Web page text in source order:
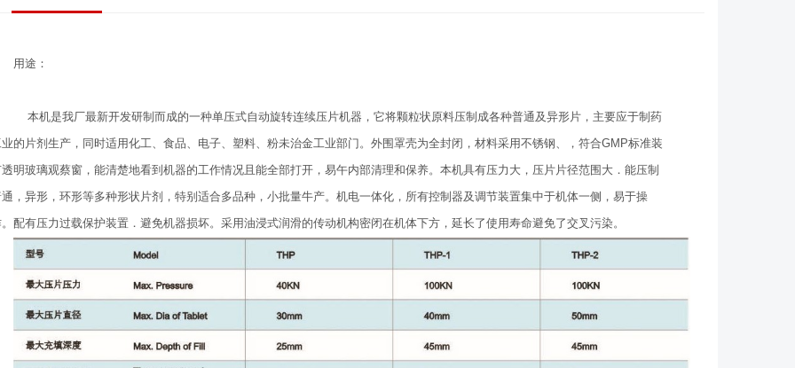
用途：
本机是我厂最新开发研制而成的一种单压式自动旋转连续压片机器，它将颗粒状原料压制成各种普通及异形片，主要应于制药
的片剂生产，同时适用化工、食品、电子、塑料、粉未治金工业部门。外围罩壳为全封闭，材料采用不锈钢、，符合GMP标准装
明玻璃观蔡窗，能清楚地看到机器的工作情况且能全部打开，易午内部清理和保养。本机具有压力大，压片片径范围大．能压制
，异形，环形等多种形状片剂，特别适合多品种，小批量牛产。机电一体化，所有控制器及调节装置集中于机体一侧，易于操
配有压力过载保护装置．避免机器损坏。采用油浸式润滑的传动机构密闭在机体下方，延长了使用寿命避免了交叉污染。